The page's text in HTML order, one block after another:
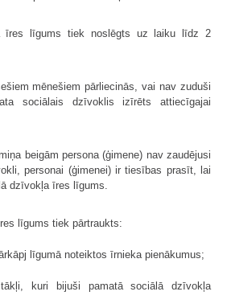
īres līgums tiek noslēgts uz laiku līdz 2
mēnešiem pārliecinās, vai nav zuduši
sociālais dzīvoklis izīrēts attiecīgajai
beigām persona (ģimene) nav zaudējusi
personai (ģimenei) ir tiesības prasīt, lai
dzīvokļa īres līgums.
līgums tiek pārtraukts:
līgumā noteiktos īrnieka pienākumus;
kuri bijuši pamatā sociālā dzīvokļa